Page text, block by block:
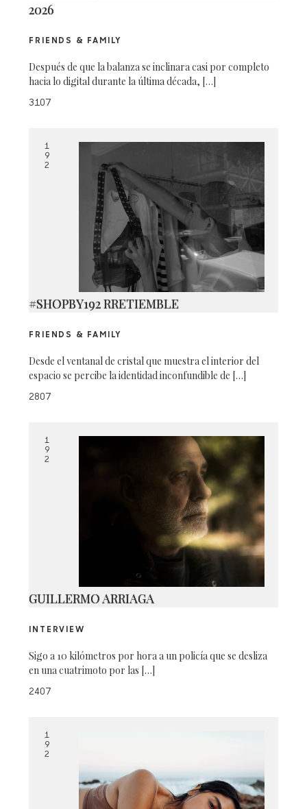
_D8A7704
2026
FRIENDS & FAMILY
Después de que la balanza se inclinara casi por completo
hacia lo digital durante la última década, […]
3107
1
9
2
#SHOPBY192 RRETIEMBLE
FRIENDS & FAMILY
Desde el ventanal de cristal que muestra el interior del
espacio se percibe la identidad inconfundible de […]
2807
1
9
2
GUILLERMO ARRIAGA
INTERVIEW
Sigo a 10 kilómetros por hora a un policía que se desliza
en una cuatrimoto por las […]
2407
1
9
2